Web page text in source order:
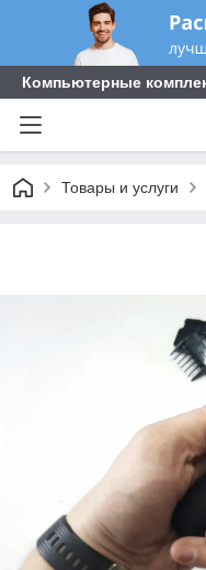
Компьютерные
Товары и услуги